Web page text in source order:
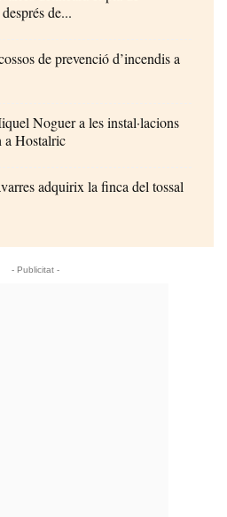
de...
de prevenció d’incendis a
Noguer a les instal·lacions
a Hostalric
adquirix la finca del tossal
- Publicitat -